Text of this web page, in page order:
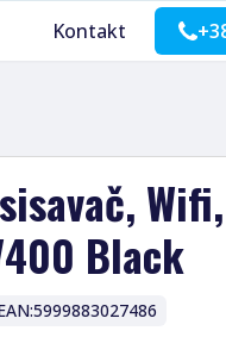
Kontakt
Wifi,
Black
5999883027486